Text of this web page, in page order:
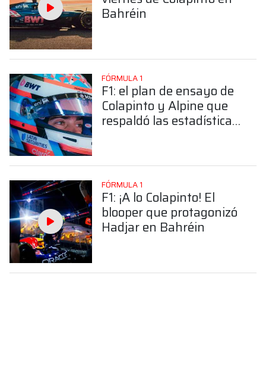
Bahréin
FÓRMULA 1
F1: el plan de ensayo de
Colapinto y Alpine que
respaldó las estadísticas
FÓRMULA 1
F1: ¡A lo Colapinto! El
blooper que protagonizó
Hadjar en Bahréin